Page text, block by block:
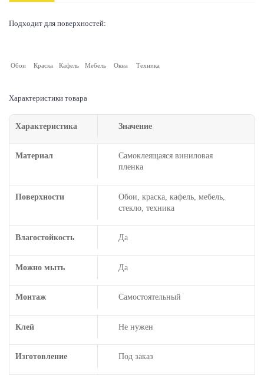
Подходит для поверхностей:
Обои Краска Кафель Мебель Окна Техника
Характеристики товара
Характеристика Значение
Материал
Самоклеящаяся виниловая
пленка
Поверхности
Обои, краска, кафель, мебель,
стекло, техника
Влагостойкость Да
Можно мыть Да
Монтаж Самостоятельный
Клей Не нужен
Изготовление Под заказ